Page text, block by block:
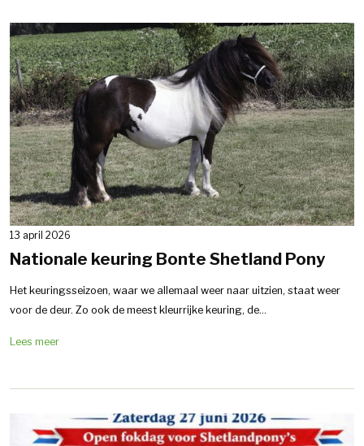
13 april 2026
Nationale keuring Bonte Shetland Pony
Het keuringsseizoen, waar we allemaal weer naar uitzien, staat weer
voor de deur. Zo ook de meest kleurrijke keuring, de...
Lees meer